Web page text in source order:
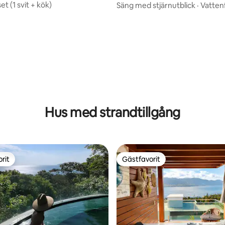
betyg, 206 omdömen
(1 svit + kök)
Säng med stjärnutblick ·
Hus med strandtillgång
Gästfavorit
Gästfavorit